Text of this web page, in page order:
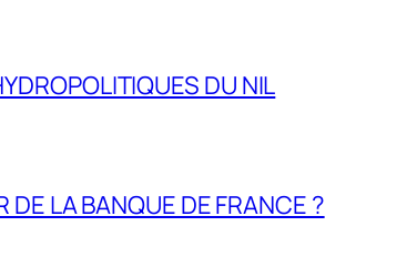
DU NIL
DE LA BANQUE DE FRANCE ?